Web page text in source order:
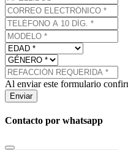
Al enviar este formulario
Enviar
Contacto por whatsapp